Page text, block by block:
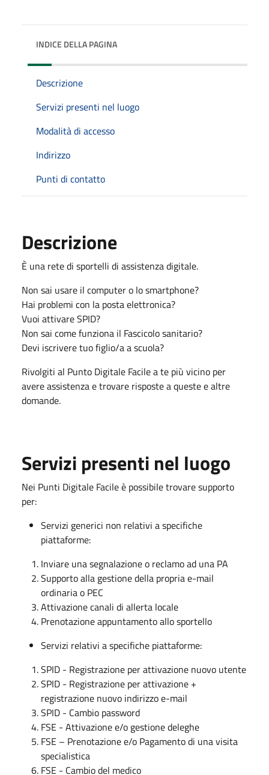
INDICE DELLA PAGINA
Descrizione
Servizi presenti nel luogo
Modalità di accesso
Indirizzo
Punti di contatto
Descrizione
È una rete di sportelli di assistenza digitale.
Non sai usare il computer o lo smartphone?
Hai problemi con la posta elettronica?
Vuoi attivare SPID?
Non sai come funziona il Fascicolo sanitario?
Devi iscrivere tuo figlio/a a scuola?
Rivolgiti al Punto Digitale Facile a te più vicino per
avere assistenza e trovare risposte a queste e altre
domande.
Servizi presenti nel luogo
Nei Punti Digitale Facile è possibile trovare supporto
per:
Servizi generici non relativi a specifiche
piattaforme:
Inviare una segnalazione o reclamo ad una PA
Supporto alla gestione della propria e-mail
ordinaria o PEC
Attivazione canali di allerta locale
Prenotazione appuntamento allo sportello
Servizi relativi a specifiche piattaforme:
SPID - Registrazione per attivazione nuovo utente
SPID - Registrazione per attivazione +
registrazione nuovo indirizzo e-mail
SPID - Cambio password
FSE - Attivazione e/o gestione deleghe
FSE – Prenotazione e/o Pagamento di una visita
specialistica
FSE - Cambio del medico